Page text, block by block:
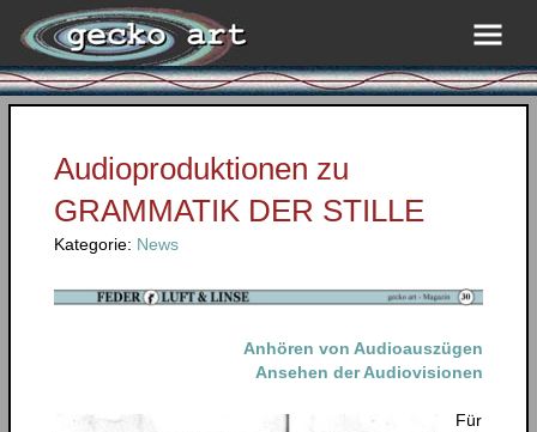
Audioproduktionen zu
GRAMMATIK DER STILLE
Kategorie: News
Anhören von Audioauszügen
Ansehen der Audiovisionen
Für